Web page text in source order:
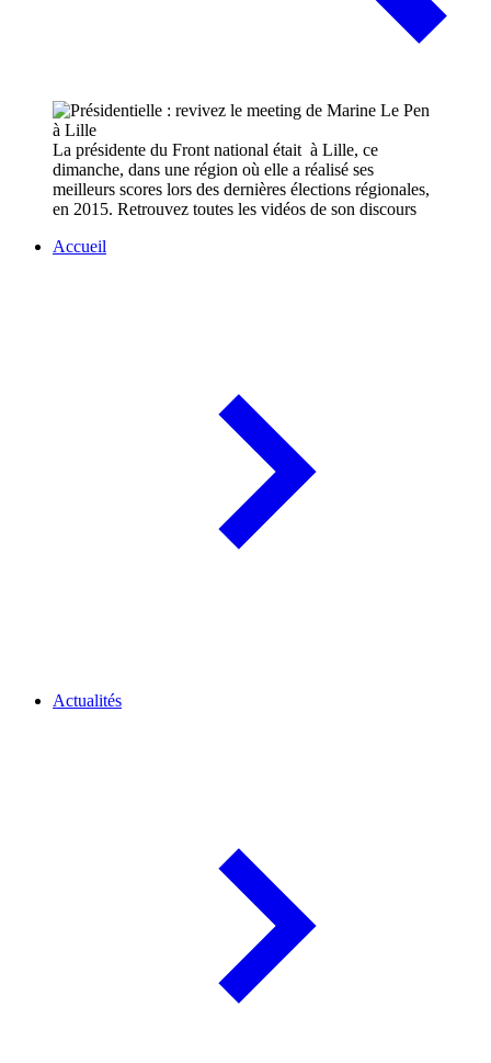
La présidente du Front national était à Lille, ce
dimanche, dans une région où elle a réalisé ses
meilleurs scores lors des dernières élections régionales,
en 2015. Retrouvez toutes les vidéos de son discours
Accueil
Actualités